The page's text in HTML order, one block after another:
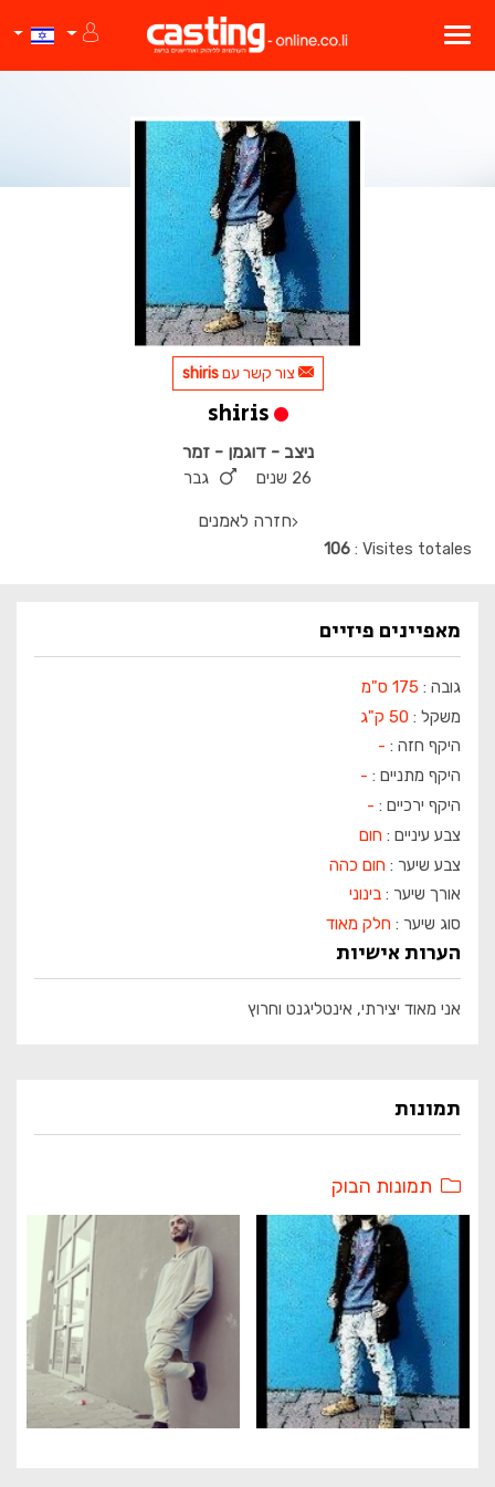
צור קשר עםshiris
shiris
ניצב - דוגמן - זמר
26 שנים גבר
חזרה לאמנים
Visites totales
106
מאפיינים פיזיים
גובה : 175 ס"מ
משקל : 50 ק"ג
היקף חזה : -
היקף מתניים : -
היקף ירכיים : -
צבע עיניים : חום
צבע שיער : חום כהה
אורך שיער : בינוני
סוג שיער : חלק מאוד
הערות אישיות
אני מאוד יצירתי, אינטליגנט וחרוץ
תמונות
תמונות הבוק